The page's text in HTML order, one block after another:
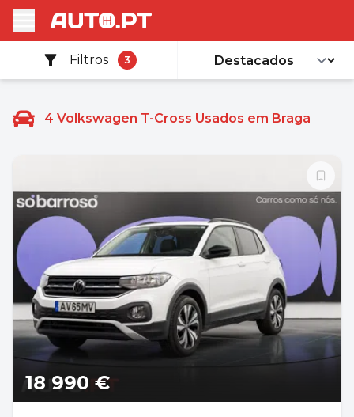
Filtros 3
4 Volkswagen T-Cross Usados em Braga
18 990 €